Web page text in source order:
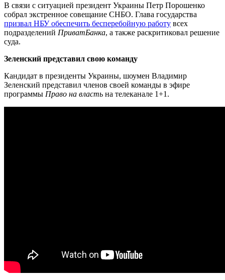
В связи с ситуацией президент Украины Петр Порошенко
собрал экстренное совещание СНБО. Глава государства
призвал НБУ обеспечить бесперебойную работу всех
подразделений ПриватБанка, а также раскритиковал решение
суда.
Зеленский представил свою команду
Кандидат в президенты Украины, шоумен Владимир
Зеленский представил членов своей команды в эфире
программы Право на власть на телеканале 1+1.